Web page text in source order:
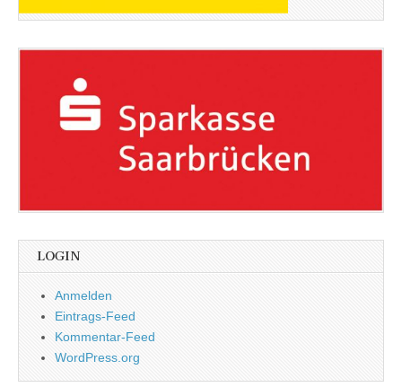
LOGIN
Anmelden
Eintrags-Feed
Kommentar-Feed
WordPress.org